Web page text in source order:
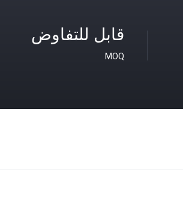
قابل للتفاوض
MOQ